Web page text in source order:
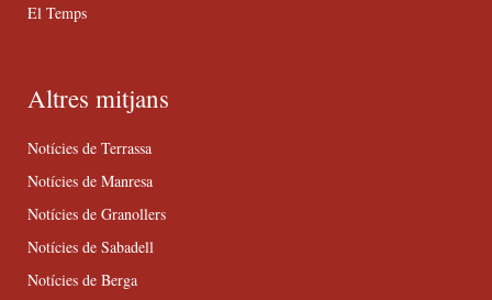
El Temps
Altres mitjans
Notícies de Terrassa
Notícies de Manresa
Notícies de Granollers
Notícies de Sabadell
Notícies de Berga